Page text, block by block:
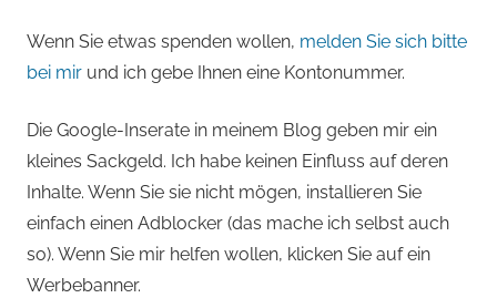
Wenn Sie etwas spenden wollen, melden Sie sich bitte
bei mir und ich gebe Ihnen eine Kontonummer.
Die Google-Inserate in meinem Blog geben mir ein
kleines Sackgeld. Ich habe keinen Einfluss auf deren
Inhalte. Wenn Sie sie nicht mögen, installieren Sie
einfach einen Adblocker (das mache ich selbst auch
so). Wenn Sie mir helfen wollen, klicken Sie auf ein
Werbebanner.